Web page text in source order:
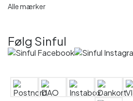
Alle mærker
Følg Sinful